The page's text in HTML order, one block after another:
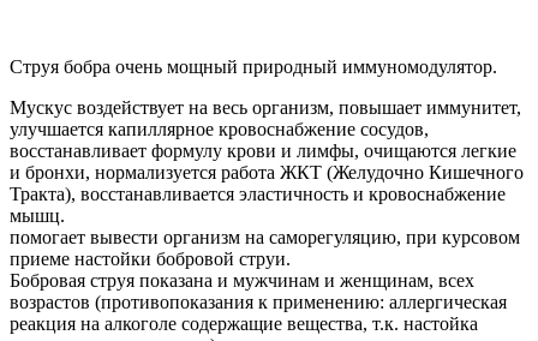
Струя бобра очень мощный природный иммуномодулятор.
Мускус воздействует на весь организм, повышает иммунитет,
улучшается капиллярное кровоснабжение сосудов,
восстанавливает формулу крови и лимфы, очищаются легкие
и бронхи, нормализуется работа ЖКТ (Желудочно Кишечного
Тракта), восстанавливается эластичность и кровоснабжение
мышц.
помогает вывести организм на саморегуляцию, при курсовом
приеме настойки бобровой струи.
Бобровая струя показана и мужчинам и женщинам, всех
возрастов (противопоказания к применению: аллергическая
реакция на алкоголе содержащие вещества, т.к. настойка